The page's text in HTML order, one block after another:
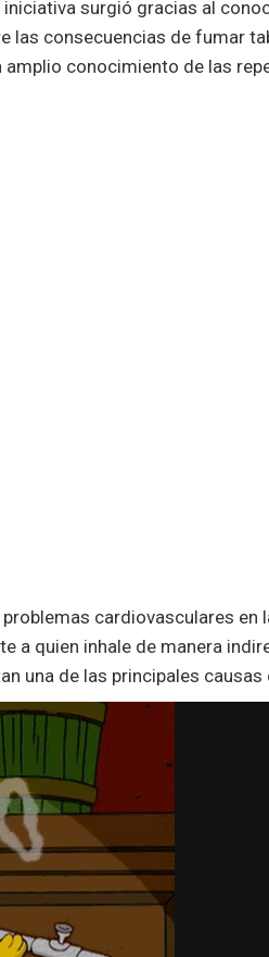
surgió gracias al
las consecuencias de fumar
conocimiento de las
cardiovasculares en
a quien inhale de manera
una de las principales